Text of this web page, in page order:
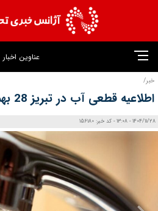
عناوین اخبار
خبر/
اطلاعیه قطعی آب در تبریز 28 بهمن 1404
1404/11/28 - 13:08 - کد خبر: 156180